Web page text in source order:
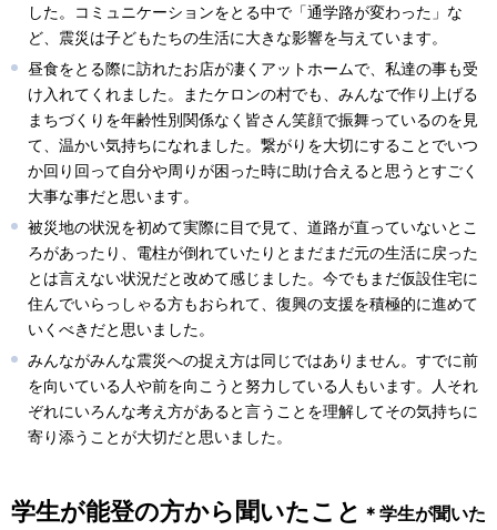
した。コミュニケーションをとる中で「通学路が変わった」な
ど、震災は子どもたちの生活に大きな影響を与えています。
昼食をとる際に訪れたお店が凄くアットホームで、私達の事も受
け入れてくれました。またケロンの村でも、みんなで作り上げる
まちづくりを年齢性別関係なく皆さん笑顔で振舞っているのを見
て、温かい気持ちになれました。繋がりを大切にすることでいつ
か回り回って自分や周りが困った時に助け合えると思うとすごく
大事な事だと思います。
被災地の状況を初めて実際に目で見て、道路が直っていないとこ
ろがあったり、電柱が倒れていたりとまだまだ元の生活に戻った
とは言えない状況だと改めて感じました。今でもまだ仮設住宅に
住んでいらっしゃる方もおられて、復興の支援を積極的に進めて
いくべきだと思いました。
みんながみんな震災への捉え方は同じではありません。すでに前
を向いている人や前を向こうと努力している人もいます。人それ
ぞれにいろんな考え方があると言うことを理解してその気持ちに
寄り添うことが大切だと思いました。
学生が能登の方から聞いたこと ＊学生が聞いた